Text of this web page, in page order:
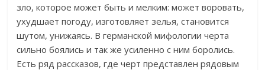
зло, которое может быть и мелким: может воровать,
ухудшает погоду, изготовляет зелья, становится
шутом, унижаясь. В германской мифологии черта
сильно боялись и так же усиленно с ним боролись.
Есть ряд рассказов, где черт представлен рядовым